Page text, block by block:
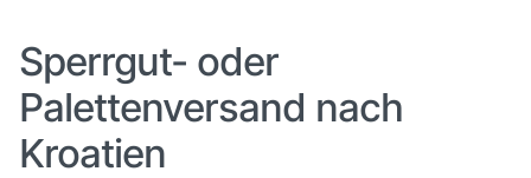
Sperrgut- oder
Palettenversand nach
Kroatien